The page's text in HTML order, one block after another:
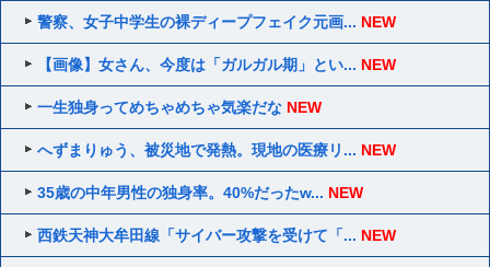
警察、女子中学生の裸ディープフェイク元画... NEW
【画像】女さん、今度は「ガルガル期」とい... NEW
一生独身ってめちゃめちゃ気楽だな NEW
へずまりゅう、被災地で発熱。現地の医療リ... NEW
35歳の中年男性の独身率。40%だったw... NEW
西鉄天神大牟田線「サイバー攻撃を受けて「... NEW